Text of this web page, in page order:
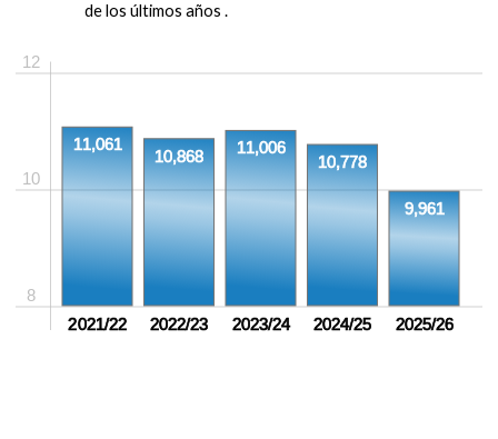
de los últimos años .
12
8
10
11,061
10,868 11,006
10,778
9,961
2021/22 2022/23 2023/24 2024/25 2025/26